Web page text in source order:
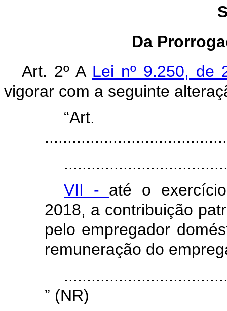
Da
Art. 2º A Lei nº 9.250, de
vigorar com a seguinte
VII - até o
2018, a contribuição
pelo empregador
remuneração do
” (NR)